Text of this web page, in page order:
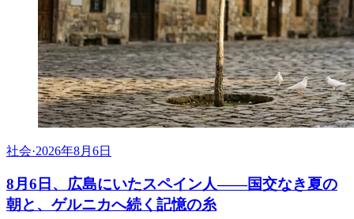
社会·2026年8月6日
8月6日、広島にいたスペイン人――国交なき夏の
朝と、ゲルニカへ続く記憶の糸